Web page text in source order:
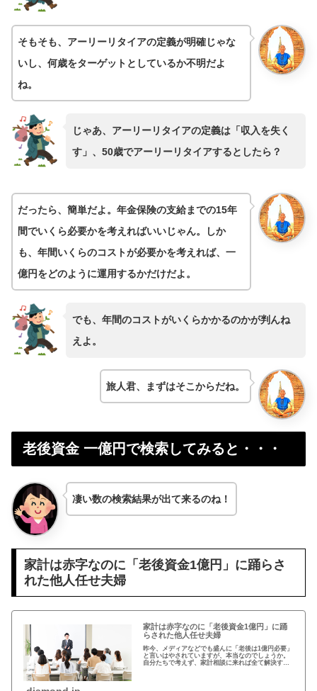
そもそも、アーリーリタイアの定義が明確じゃな
いし、何歳をターゲットとしているか不明だよ
ね。
じゃあ、アーリーリタイアの定義は「収入を失く
す」、50歳でアーリーリタイアするとしたら？
だったら、簡単だよ。年金保険の支給までの15年
間でいくら必要かを考えればいいじゃん。しか
も、年間いくらのコストが必要かを考えれば、一
億円をどのように運用するかだけだよ。
でも、年間のコストがいくらかかるのかが判んね
えよ。
旅人君、まずはそこからだね。
老後資金 一億円で検索してみると・・・
凄い数の検索結果が出て来るのね！
家計は赤字なのに「老後資金1億円」に踊らさ
れた他人任せ夫婦
家計は赤字なのに「老後資金1億円」に踊
らされた他人任せ夫婦
昨今、メディアなどでも盛んに「老後は1億円必要」
と言いはやされていますが、本当なのでしょうか。
自分たちで考えず、家計相談に来れば全て解決する